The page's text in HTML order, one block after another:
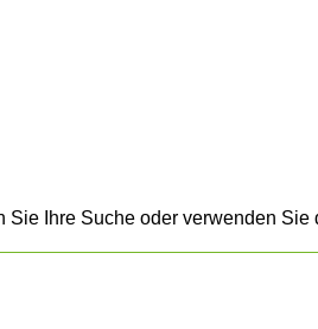
Ihre Suche oder verwenden